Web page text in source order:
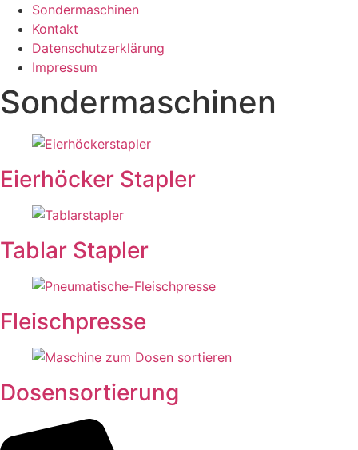
Sondermaschinen
Kontakt
Datenschutzerklärung
Impressum
Sondermaschinen
Eierhöcker Stapler
Tablar Stapler
Fleischpresse
Dosensortierung